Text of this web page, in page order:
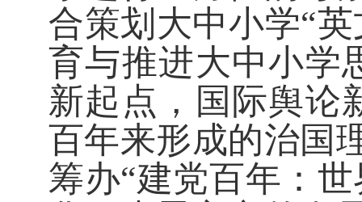
合策划大中小学“
育与推进大中小学
新起点，国际舆论
百年来形成的治国
筹办“建党百年：